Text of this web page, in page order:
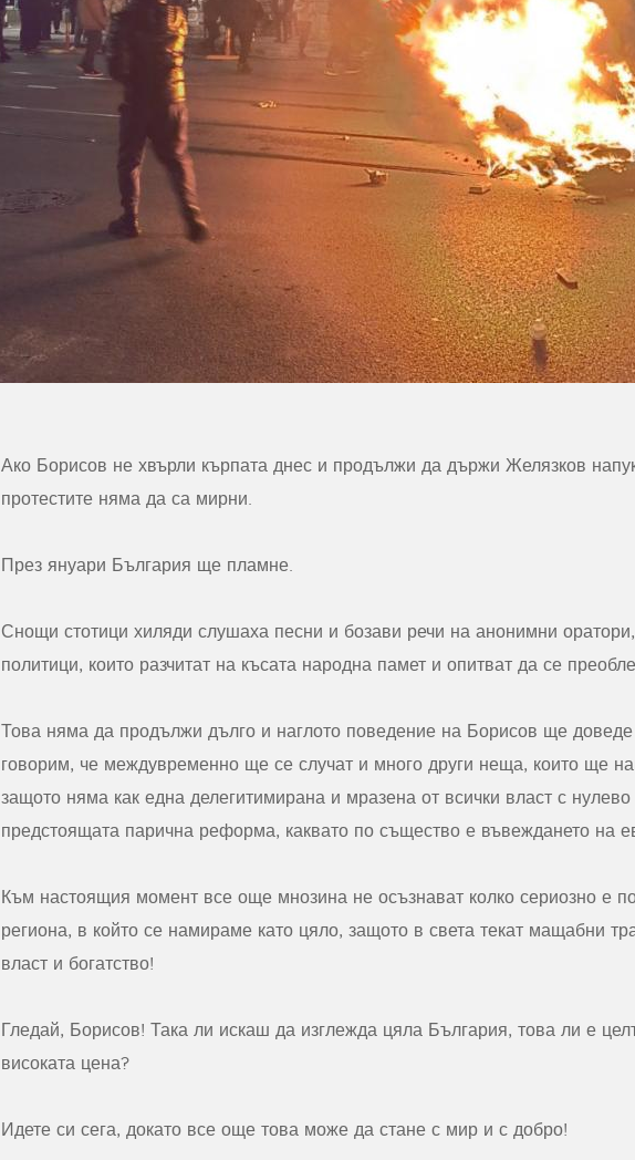
Ако Борисов не хвърли кърпата днес и продължи да държи Желязков
протестите няма да са мирни.
През януари България ще пламне.
Снощи стотици хиляди слушаха песни и бозави речи на анонимни
политици, които разчитат на късата народна памет и опитват да се
Това няма да продължи дълго и наглото поведение на Борисов ще
говорим, че междувременно ще се случат и много други неща, които ще
защото няма как една делегитимирана и мразена от всички власт с
предстоящата парична реформа, каквато по същество е въвеждането на
Към настоящия момент все още мнозина не осъзнават колко сериозно е
региона, в който се намираме като цяло, защото в света текат мащабни
власт и богатство!
Гледай, Борисов! Така ли искаш да изглежда цяла България, това ли е
високата цена?
Идете си сега, докато все още това може да стане с мир и с добро!